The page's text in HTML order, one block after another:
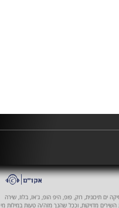
ים תיכונית, רוק, פופ, היפ הופ, ג'אז, בלוז, שירה
השירים מדויקות, וככל שהנך מזה/ה טעות במילות מי